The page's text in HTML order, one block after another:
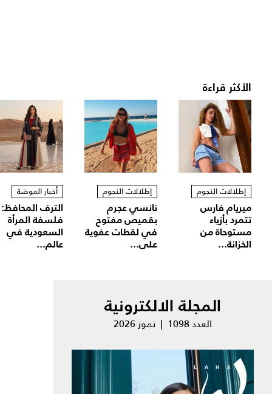
الأكثر قراءة
إطلالات النجوم
ميريام فارس
تتمرد بأزياء
مستوحاة من
الخزانة...
إطلالات النجوم
نانسي عجرم
بقميص مفتوح
في لقطات عفوية
على...
أخبار الموضة
الترف المحافظ:
فلسفة المرأة
السعودية في
عالم...
المجلة الالكترونية
العدد 1098 | تموز 2026